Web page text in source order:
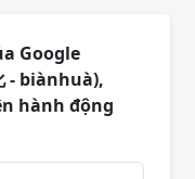
Google
- biànhuà),
hành động